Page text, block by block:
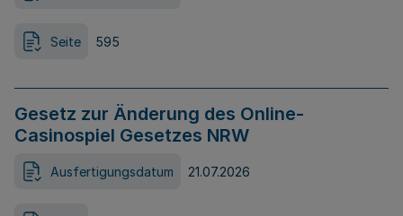
Seite 595
Gesetz zur Änderung des Online-
Casinospiel Gesetzes NRW
Ausfertigungsdatum 21.07.2026